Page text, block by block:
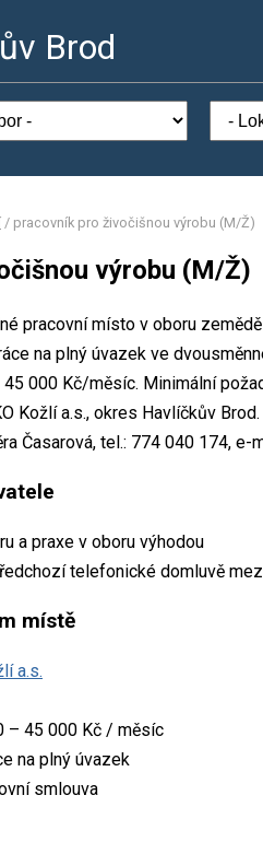
Brod
/ pracovník pro živočišnou výrobu (M/Ž)
výrobu (M/Ž)
pracovní místo v oboru
na plný úvazek ve
000 Kč/měsíc. Minimální
Kožlí a.s., okres Havlíčkův
Časarová, tel.: 774 040 174, e-
a praxe v oboru výhodou
telefonické domluvě
místě
a.s.
– 45 000 Kč / měsíc
na plný úvazek
smlouva